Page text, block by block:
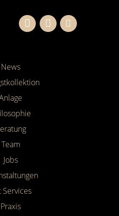
News
Team
Jobs
Services
Praxis